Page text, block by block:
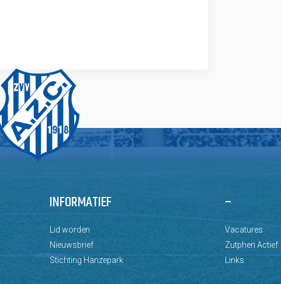
INFORMATIEF
Lid worden
Nieuwsbrief
Stichting Hanzepark
–
Vacatures
Zutphen Actief
Links